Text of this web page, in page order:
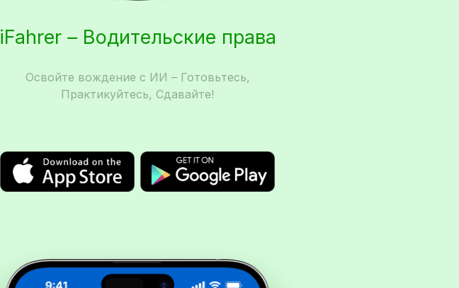
iFahrer – Водительские права
Освойте вождение с ИИ – Готовьтесь,
Практикуйтесь, Сдавайте!